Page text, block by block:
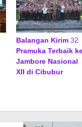
Balangan Kirim 32
Pramuka Terbaik
Jambore Nasional
XII di Cibubur